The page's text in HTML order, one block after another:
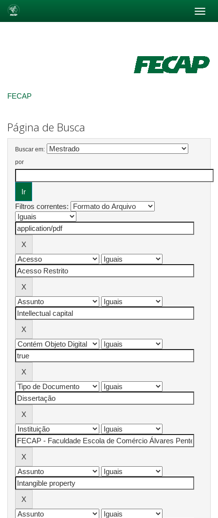
FECAP
Página de Busca
Buscar em:
por
Filtros correntes: